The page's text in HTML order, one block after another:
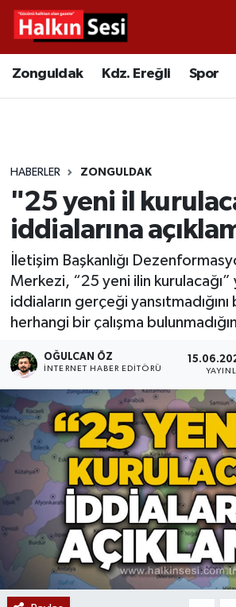
Zonguldak Kdz. Ereğli Spor
HABERLER ZONGULDAK
"25 yeni il
iddialarına
İletişim Başkanlığı
Merkezi, “25 yeni ilin
iddiaların gerçeği
herhangi bir çalışma
OĞULCAN ÖZ
İNTERNET HABER EDITÖRÜ
Video
Çaycuma
Alaplı
Asayiş
Bartın
Bolu
ÇEVRE
BİLİM VE TEKNOLOJİ
DUNYA
Düzce
Merkez Hava Durumu
Tüm Manşetler
Son Dakika Haberleri
Haber Arşivi